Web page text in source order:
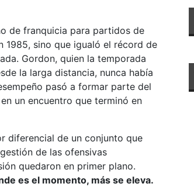
de franquicia para partidos de
1985, sino que igualó el récord de
Gordon, quien la temporada
la larga distancia, nunca había
pasó a formar parte del
un encuentro que terminó en
diferencial de un conjunto que
de las ofensivas
quedaron en primer plano.
es el momento, más se eleva.